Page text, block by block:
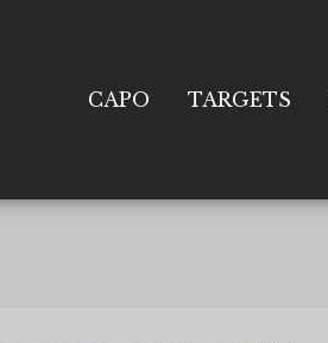
CAPO TARGETS